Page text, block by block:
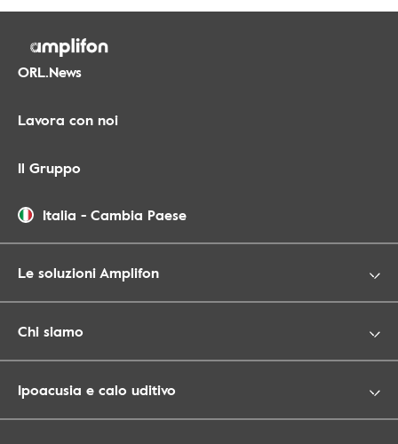
ORL.News
Lavora con noi
Il Gruppo
Italia - Cambia Paese
Le soluzioni Amplifon
Chi siamo
Ipoacusia e calo uditivo